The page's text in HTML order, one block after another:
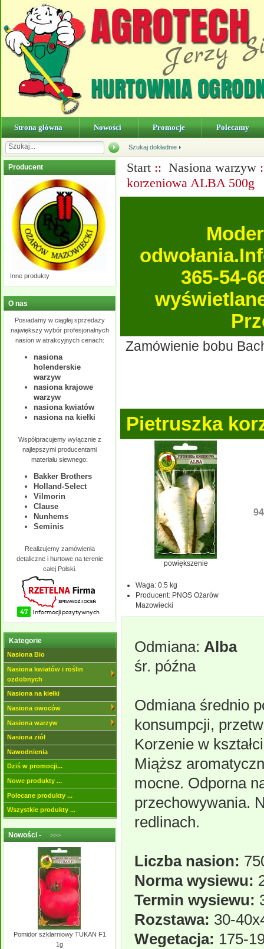
Strona główna Nowości Promocje Polecamy
Szukaj dokładnie
Producent
Inne produkty
O nas
Posiadamy w ciągłej sprzedaży
największy wybór profesjonalnych
nasion w atrakcyjnych cenach:
nasiona
holenderskie
warzyw
nasiona krajowe
warzyw
nasiona kwiatów
nasiona na kiełki
Współpracujemy wyłącznie z
najlepszymi producentami
materiału siewnego:
Bakker Brothers
Holland-Select
Vilmorin
Clause
Nunhems
Seminis
Realizujemy zamówienia
detaliczne i hurtowe na terenie
całej Polski.
Kategorie
Nasiona Bio
Nasiona kwiatów i roślin
ozdobnych
Nasiona na kiełki
Nasiona owoców
Nasiona warzyw
Nasiona ziół
Nawodnienia
Dziś w promocji...
Nowe produkty ...
Polecane produkty ...
Wszystkie produkty ...
Nowości - >>>
Pomidor szklarniowy TUKAN F1
1g
Start:: Nasiona warzyw
korzeniowa ALBA 500g
365-54-
Zamówienie bobu
Pietruszka
powiększenie
Waga:0.5 kg
Producent: PNOS Ożarów
Mazowiecki
Odmiana: Alba
śr. późna
Odmiana średnio
konsumpcji,
Korzenie w
Miąższ
mocne. Odporna
przechowywania.
redlinach.
Liczba nasion:
Norma wysiewu:
Termin wysiewu:
Rozstawa: 30-
Wegetacja: 175-